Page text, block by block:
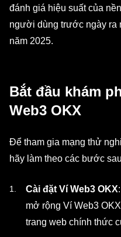
đánh giá hiệu suất của
người dùng trước ngày ra
năm 2025.
Bắt đầu khám
Web3 OKX
Để tham gia mạng thử
hãy làm theo các bước
Cài đặt Ví Web3 OKX
mở rộng Ví Web3
trang web chính thức